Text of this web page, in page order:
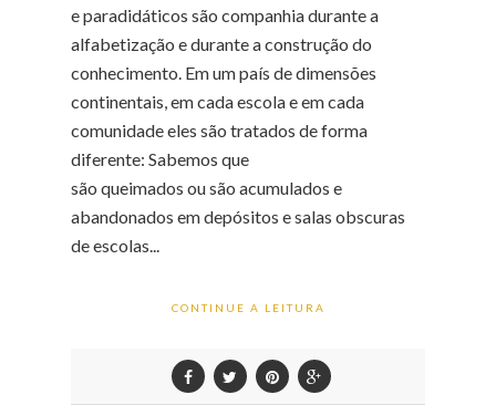
e paradidáticos são companhia durante a
alfabetização e durante a construção do
conhecimento. Em um país de dimensões
continentais, em cada escola e em cada
comunidade eles são tratados de forma
diferente: Sabemos que
são queimados ou são acumulados e
abandonados em depósitos e salas obscuras
de escolas...
CONTINUE A LEITURA